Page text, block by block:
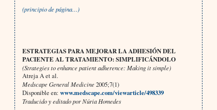
(principio de página…)
ESTRATEGIAS PARA MEJORAR LA ADHESIÓN DEL
PACIENTE AL TRATAMIENTO: SIMPLIFICÁNDOLO
(Strategies to enhance patient adherence: Making it simple)
Atreja A et al.
Medscape General Medicine2005;7(1)
Disponible en: www.medscape.com/viewarticle/498339
Traducido y editado por Núria Homedes